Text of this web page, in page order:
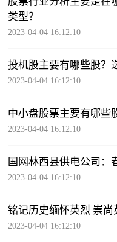
类型？
2023-04-04 16:12:10
投机股主要有哪些股？
2023-04-04 16:12:10
中小盘股票主要有哪些
2023-04-04 16:12:10
国网林西县供电公司：
2023-04-04 16:12:10
铭记历史缅怀英烈 崇尚
2023-04-04 16:12:10